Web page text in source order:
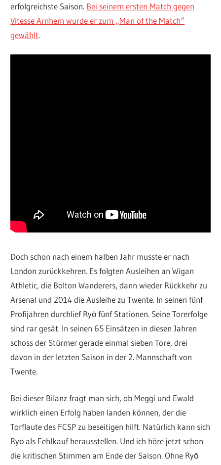
erfolgreichste Saison. Bei seinem ersten Match gegen
Vitesse Arnhem wurde er zum „Man of the Match“
gewählt.
Doch schon nach einem halben Jahr musste er nach
London zurückkehren. Es folgten Ausleihen an Wigan
Athletic, die Bolton Wanderers, dann wieder Rückkehr zu
Arsenal und 2014 die Ausleihe zu Twente. In seinen fünf
Profijahren durchlief Ryō fünf Stationen. Seine Torerfolge
sind rar gesät. In seinen 65 Einsätzen in diesen Jahren
schoss der Stürmer gerade einmal sieben Tore, drei
davon in der letzten Saison in der 2. Mannschaft von
Twente.
Bei dieser Bilanz fragt man sich, ob Meggi und Ewald
wirklich einen Erfolg haben landen können, der die
Torflaute des FCSP zu beseitigen hilft. Natürlich kann sich
Ryō als Fehlkauf herausstellen. Und ich höre jetzt schon
die kritischen Stimmen am Ende der Saison. Ohne Ryō